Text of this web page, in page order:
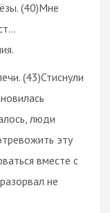
(40)Мне
(43)Стиснули
люди
эту
вместе с
не